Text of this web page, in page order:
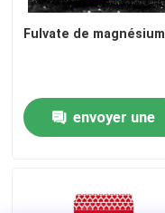
Fulvate de magnésium
envoyer une